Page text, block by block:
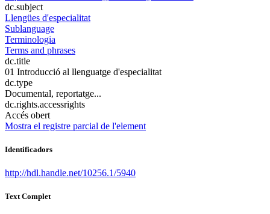
dc.subject
Llengües d'especialitat
Sublanguage
Terminologia
Terms and phrases
dc.title
01 Introducció al llenguatge d'especialitat
dc.type
Documental, reportatge...
dc.rights.accessrights
Accés obert
Mostra el registre parcial de l'element
Identificadors
http://hdl.handle.net/10256.1/5940
Text Complet